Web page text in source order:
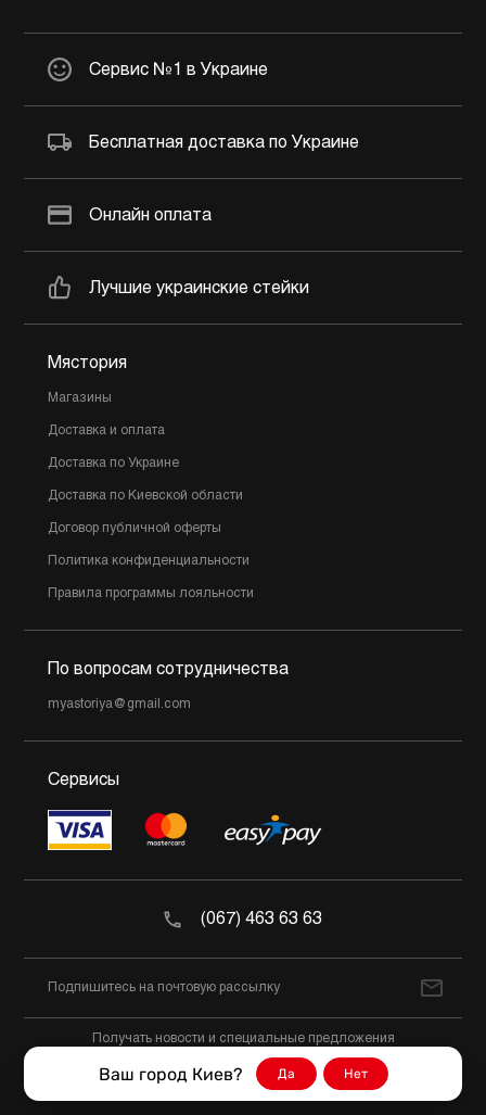
Сервис №1 в Украине
Бесплатная доставка по Украине
Онлайн оплата
Лучшие украинские стейки
Мястория
Магазины
Доставка и оплата
Доставка по Украине
Доставка по Киевской области
Договор публичной оферты
Политика конфиденциальности
Правила программы лояльности
По вопросам сотрудничества
myastoriya@gmail.com
Сервисы
(067) 463 63 63
Получать новости и специальные предложения
@2026 Мястория Все права защищены
Ваш город Киев? Да Нет